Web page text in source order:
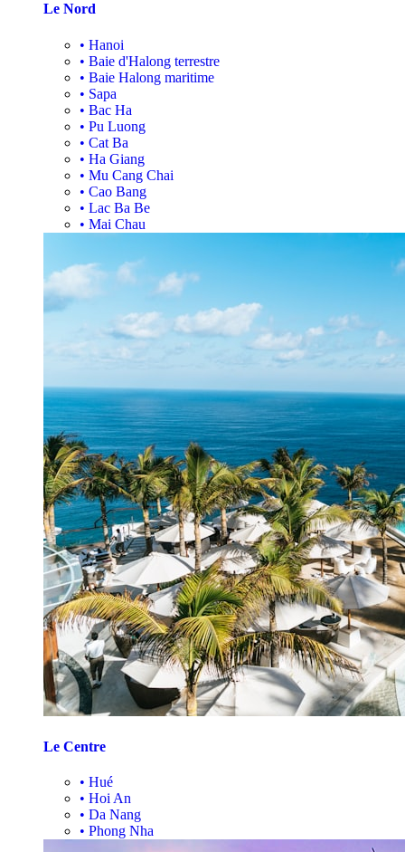
Le Nord
• Hanoi
• Baie d'Halong terrestre
• Baie Halong maritime
• Sapa
• Bac Ha
• Pu Luong
• Cat Ba
• Ha Giang
• Mu Cang Chai
• Cao Bang
• Lac Ba Be
• Mai Chau
Le Centre
• Hué
• Hoi An
• Da Nang
• Phong Nha